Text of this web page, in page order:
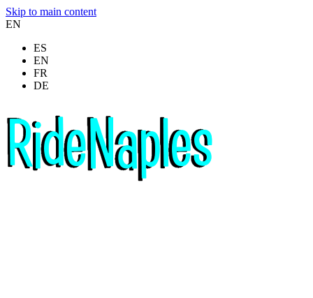
Skip to main content
EN
ES
EN
FR
DE